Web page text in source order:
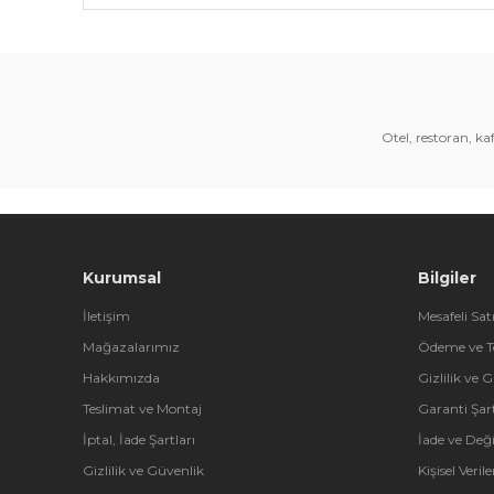
Bu ürünün fiyat bilgisi, resim, ürün
Ürün bilgilerinde hatalar bulunuyor.
Otel, restoran,
Kurumsal
İletişim
Mağazalarımız
Hakkımızda
Teslimat ve Montaj
İptal, İade Şartları
Gizlilik ve Güvenlik
Bilgiler
Mesafeli
Ödeme ve
Gizlilik ve
Garanti
İade ve
Kişisel